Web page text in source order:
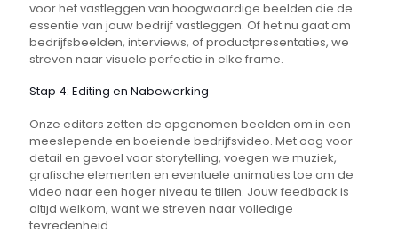
voor het vastleggen van hoogwaardige beelden die de
essentie van jouw bedrijf vastleggen. Of het nu gaat om
bedrijfsbeelden, interviews, of productpresentaties, we
streven naar visuele perfectie in elke frame.
Stap 4: Editing en Nabewerking
Onze editors zetten de opgenomen beelden om in een
meeslepende en boeiende bedrijfsvideo. Met oog voor
detail en gevoel voor storytelling, voegen we muziek,
grafische elementen en eventuele animaties toe om de
video naar een hoger niveau te tillen. Jouw feedback is
altijd welkom, want we streven naar volledige
tevredenheid.